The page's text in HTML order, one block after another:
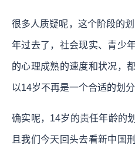
很多人质疑呢，这个阶段的
年过去了，社会现实、青少
的心理成熟的速度和状况，
以14岁不再是一个合适的划分
确实呢，14岁的责任年龄的
且我们今天回头去看新中国